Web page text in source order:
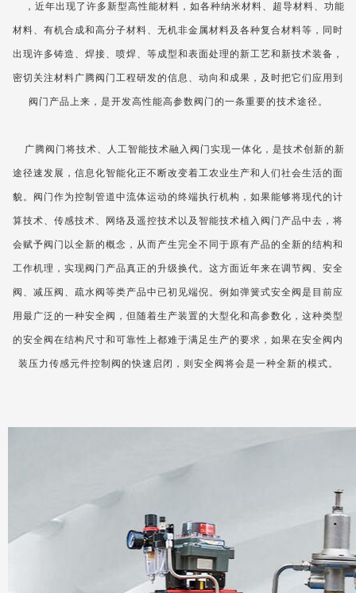
，近年出现了许多新型高性能材料，如各种纳米材料、超导材料、功能
材料、有机合成和高分子材料、无机非金属材料及各种复合材料等，同时
出现许多铸造、焊接、喷焊、等成型和表面处理的新工艺和新技术装备，
密切关注材料广腾阀门工程研发的信息、动向和成果，及时把它们应用到
阀门产品上来，是开发高性能高参数阀门的一条重要的技术途径。
广腾阀门将技术、人工智能技术融入阀门实现一体化，是技术创新的新
途径速发展，信息化智能化正不断改变着工农业生产和人们社会生活的面
貌。阀门作为控制管道中流体运动的终端执行机构，如果能够将现代的计
算技术、传感技术、网络及遥控技术以及智能技术植入阀门产品中去，将
会赋予阀门以全新的概念，从而产生完全不同于原有产品的全新的结构和
工作机理，实现阀门产品真正的升级换代。这方面近年来在调节阀、安全
阀、减压阀、疏水阀等类产品中已初见端倪。例如弹簧式安全阀是目前应
用最广泛的一种安全阀，但随着生产装置的大型化和高参数化，这种类型
的安全阀在结构尺寸和可靠性上都难于满足生产的要求，如果在安全阀内
装压力传感元件控制阀的快速启闭，则安全阀将会是一种全新的模式。